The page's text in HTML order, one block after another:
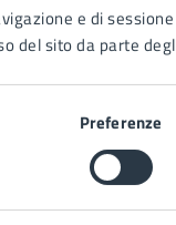
e di
del sito da parte
Preferenze
il comune